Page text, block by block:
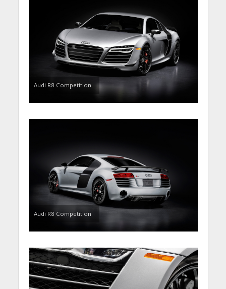
Audi R8 Competition
Audi R8 Competition